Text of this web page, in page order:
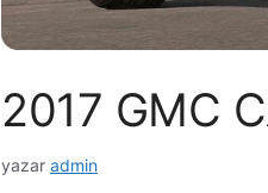
2017 GMC
yazar admin